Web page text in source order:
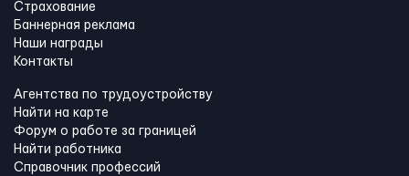
Страхование
Баннерная реклама
Наши награды
Контакты
Агентства по трудоустройству
Найти на карте
Форум о работе за границей
Найти работника
Справочник профессий